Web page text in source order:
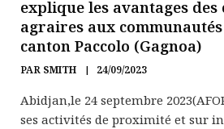
explique les avantages
agraires aux
canton Paccolo (Gagnoa)
PAR SMITH 24/09/2023
Abidjan,le 24 septembre
ses activités de proximité et sur